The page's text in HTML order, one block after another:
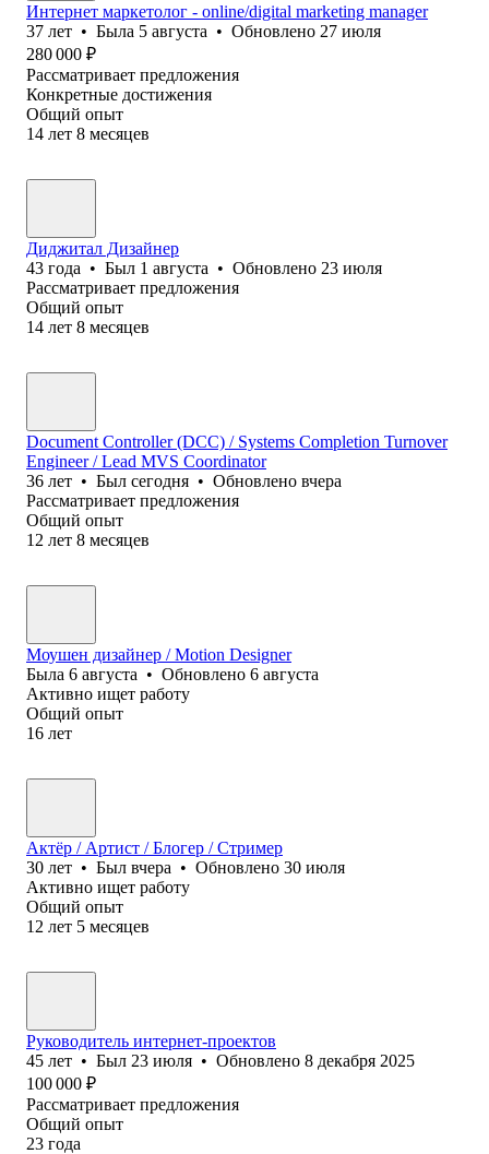
Интернет маркетолог - online/digital marketing manager
37 лет • Была 5 августа • Обновлено 27 июля
280 000 ₽
Рассматривает предложения
Конкретные достижения
Общий опыт
14 лет 8 месяцев
Диджитал Дизайнер
43 года • Был 1 августа • Обновлено 23 июля
Рассматривает предложения
Общий опыт
14 лет 8 месяцев
Document Controller (DCC) / Systems Completion Turnover
Engineer / Lead MVS Coordinator
36 лет • Был сегодня • Обновлено вчера
Рассматривает предложения
Общий опыт
12 лет 8 месяцев
Моушен дизайнер / Motion Designer
Была 6 августа • Обновлено 6 августа
Активно ищет работу
Общий опыт
16 лет
Актёр / Артист / Блогер / Стример
30 лет • Был вчера • Обновлено 30 июля
Активно ищет работу
Общий опыт
12 лет 5 месяцев
Руководитель интернет-проектов
45 лет • Был 23 июля • Обновлено 8 декабря 2025
100 000 ₽
Рассматривает предложения
Общий опыт
23 года